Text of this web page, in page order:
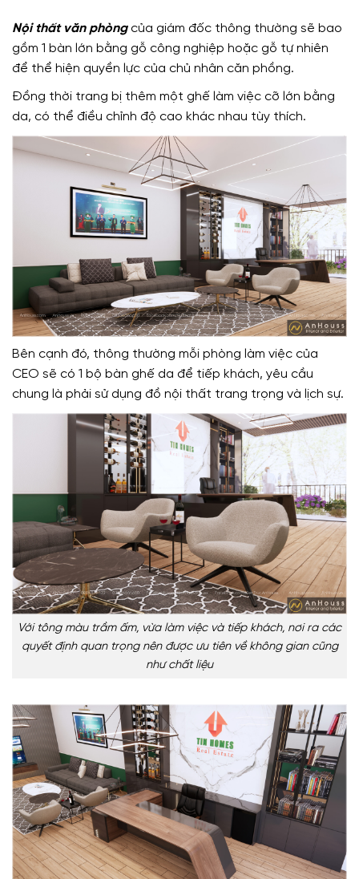
Nội thất văn phòng của giám đốc thông thường sẽ bao
gồm 1 bàn lớn bằng gỗ công nghiệp hoặc gỗ tự nhiên
để thể hiện quyền lực của chủ nhân căn phồng.
Đồng thời trang bị thêm một ghế làm việc cỡ lớn bằng
da, có thể điều chỉnh độ cao khác nhau tùy thích.
Bên cạnh đó, thông thường mỗi phòng làm việc của
CEO sẽ có 1 bộ bàn ghế da để tiếp khách, yêu cầu
chung là phải sử dụng đồ nội thất trang trọng và lịch sự.
Với tông màu trầm ấm, vừa làm việc và tiếp khách, nơi ra các
quyết định quan trọng nên được ưu tiên về không gian cũng
như chất liệu